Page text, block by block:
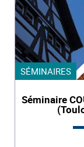
SÉMINAIRES
Séminaire